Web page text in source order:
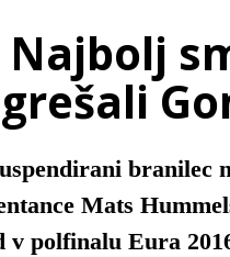
Najbolj
branilec
Mats
v polfinalu Eura